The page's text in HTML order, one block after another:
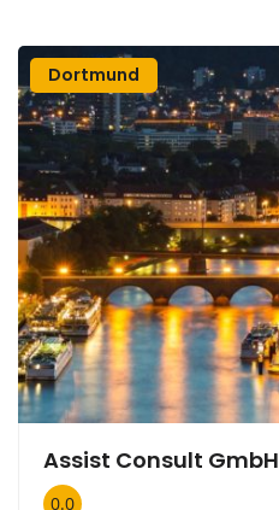
Dortmund
Assist Consult GmbH
0.0